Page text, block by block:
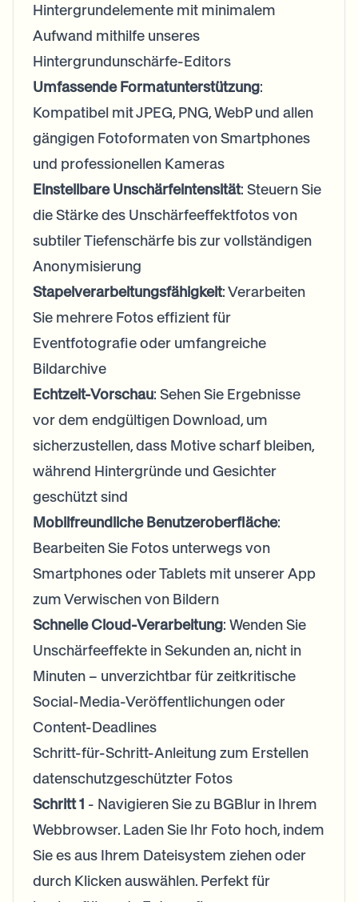
Hintergrundelemente mit minimalem
Aufwand mithilfe unseres
Hintergrundunschärfe-Editors
Umfassende Formatunterstützung:
Kompatibel mit JPEG, PNG, WebP und allen
gängigen Fotoformaten von Smartphones
und professionellen Kameras
Einstellbare Unschärfeintensität: Steuern Sie
die Stärke des Unschärfeeffektfotos von
subtiler Tiefenschärfe bis zur vollständigen
Anonymisierung
Stapelverarbeitungsfähigkeit: Verarbeiten
Sie mehrere Fotos effizient für
Eventfotografie oder umfangreiche
Bildarchive
Echtzeit-Vorschau: Sehen Sie Ergebnisse
vor dem endgültigen Download, um
sicherzustellen, dass Motive scharf bleiben,
während Hintergründe und Gesichter
geschützt sind
Mobilfreundliche Benutzeroberfläche:
Bearbeiten Sie Fotos unterwegs von
Smartphones oder Tablets mit unserer App
zum Verwischen von Bildern
Schnelle Cloud-Verarbeitung: Wenden Sie
Unschärfeeffekte in Sekunden an, nicht in
Minuten – unverzichtbar für zeitkritische
Social-Media-Veröffentlichungen oder
Content-Deadlines
Schritt-für-Schritt-Anleitung zum Erstellen
datenschutzgeschützter Fotos
Schritt 1 - Navigieren Sie zu BGBlur in Ihrem
Webbrowser. Laden Sie Ihr Foto hoch, indem
Sie es aus Ihrem Dateisystem ziehen oder
durch Klicken auswählen. Perfekt für